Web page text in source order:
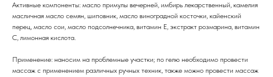
Активные компоненты: масло примулы вечерней, имбирь лекарственный, камелия
масличная масло семян, шиповник, масло виноградной косточки, кайенский
перец, масло сои, масло подсолнечника, витамин Е, экстракт розмарина, витамин
С, лимонная кислота.
Применение: наносим на проблемные участки; по гелю необходимо провести
массаж с применением различных ручных техник, также можно провести массаж